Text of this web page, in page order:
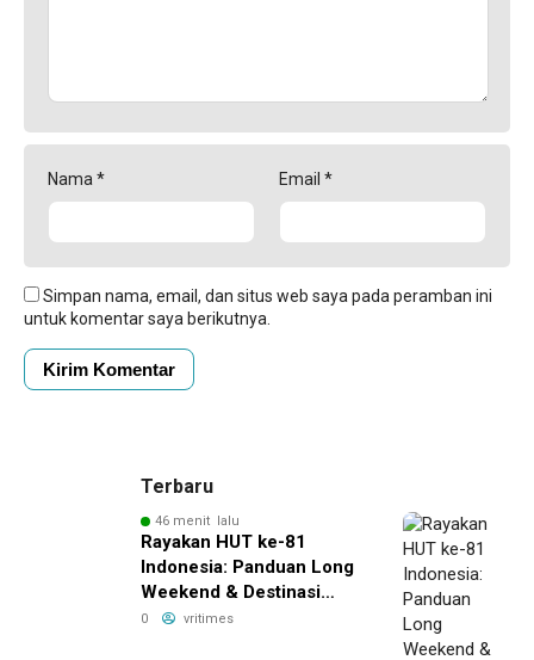
Nama * Email *
Simpan nama, email, dan situs web saya pada peramban ini
untuk komentar saya berikutnya.
Terbaru
46 menit lalu
Rayakan HUT ke-81
Indonesia: Panduan Long
Weekend & Destinasi
Pilihan
0 vritimes